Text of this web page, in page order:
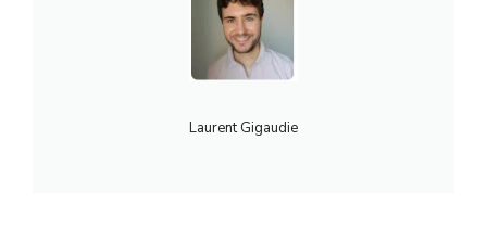
Laurent Gigaudie